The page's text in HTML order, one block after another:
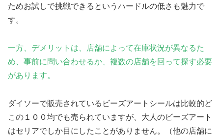
ためお試しで挑戦できるというハードルの低さも魅力で
す。
一方、デメリットは、店舗によって在庫状況が異なるた
め、事前に問い合わせるか、複数の店舗を回って探す必要
があります。
ダイソーで販売されているビーズアートシールは比較的ど
この１００均でも売られていますが、大人のビーズアート
はセリアでしか目にしたことがありません。（他の店舗に